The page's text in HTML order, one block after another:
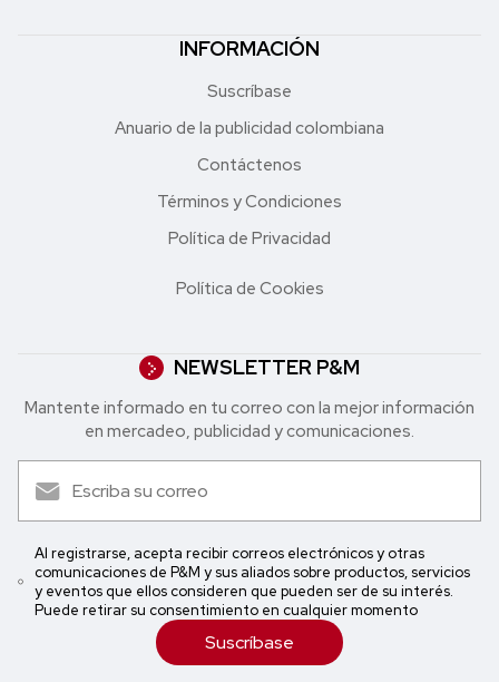
INFORMACIÓN
Suscríbase
Anuario de la publicidad colombiana
Contáctenos
Términos y Condiciones
Política de Privacidad
Política de Cookies
NEWSLETTER P&M
Mantente informado en tu correo con la mejor in formación
en mercadeo, publicidad y comunicaciones.
Al registrarse, acepta recibir correos electrónicos y otras
comunicaciones de P&M y sus aliados sobre productos, servicios
y eventos que ellos consideren que pueden ser de su interés.
Puede retirar su consentimiento en cualquier momento
Suscríbase